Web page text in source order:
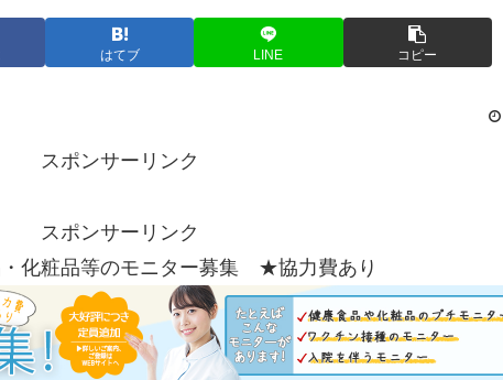
はてブ LINE コピー
スポンサーリンク
スポンサーリンク
化粧品等のモニター募集 ★協力費あり